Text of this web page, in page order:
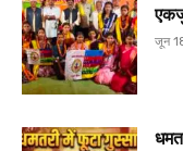
जून